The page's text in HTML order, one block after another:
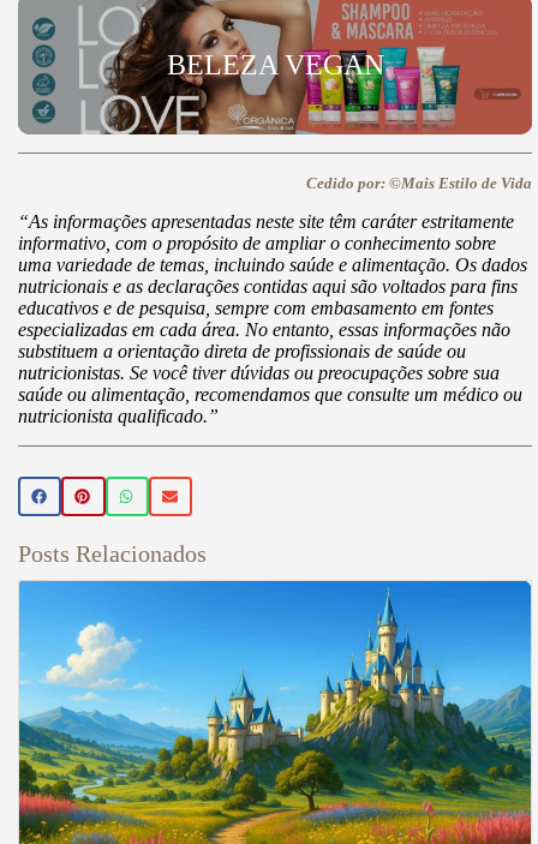
BELEZA VEGAN
Cedido por: ©Mais Estilo de Vida
“As informações apresentadas neste site têm caráter estritamente
informativo, com o propósito de ampliar o conhecimento sobre
uma variedade de temas, incluindo saúde e alimentação. Os dados
nutricionais e as declarações contidas aqui são voltados para fins
educativos e de pesquisa, sempre com embasamento em fontes
especializadas em cada área. No entanto, essas informações não
substituem a orientação direta de profissionais de saúde ou
nutricionistas. Se você tiver dúvidas ou preocupações sobre sua
saúde ou alimentação, recomendamos que consulte um médico ou
nutricionista qualificado.”
Posts Relacionados